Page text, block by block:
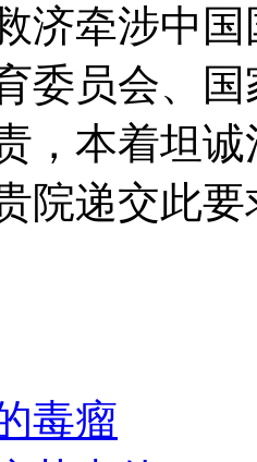
济牵涉中
委员会、
，本着坦
院递交此要
毒瘤